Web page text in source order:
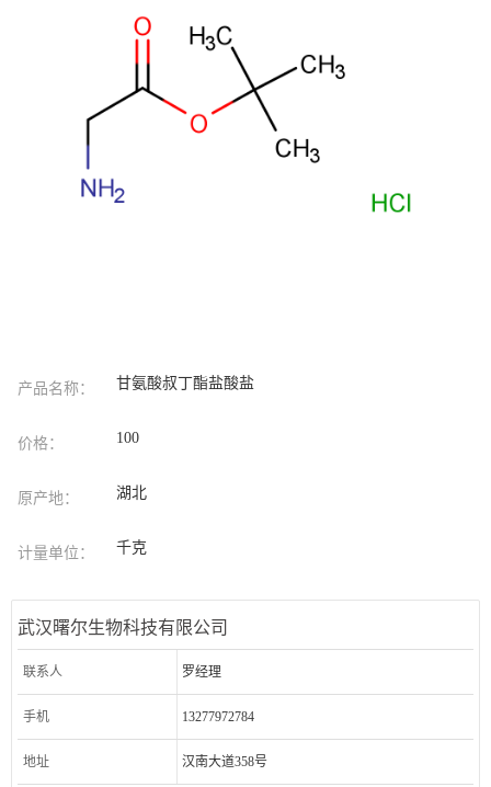
产品名称： 甘氨酸叔丁酯盐酸盐
价格： 100
原产地： 湖北
计量单位： 千克
武汉曙尔生物科技有限公司
联系人 罗经理
手机 13277972784
地址 汉南大道358号